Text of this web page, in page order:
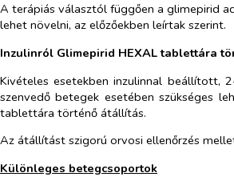
A terápiás választól függően a glimepirid
lehet növelni, az előzőekben leírtak szerint.
Inzulinról Glimepirid HEXAL tablettára
Kivételes esetekben inzulinnal beállított,
szenvedő betegek esetében szükséges
tablettára történő átállítás.
Az átállítást szigorú orvosi ellenőrzés
Különleges betegcsoportok